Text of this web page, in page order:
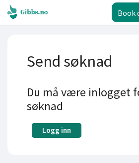
Book
Send søknad
Du må være inlogget
søknad
Logg inn